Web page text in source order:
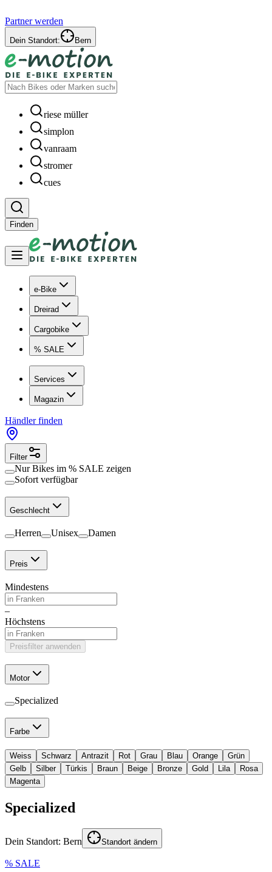
Partner werden
Dein Standort: Bern
riese müller
simplon
vanraam
stromer
cues
Finden
e-Bike
Dreirad
Cargobike
% SALE
Services
Magazin
Händler finden
Filter
Nur Bikes im % SALE zeigen
Sofort verfügbar
Geschlecht
Herren Unisex Damen
Preis
Mindestens
–
Höchstens
Preisfilter anwenden
Motor
Specialized
Farbe
Weiss Schwarz Antrazit Rot Grau Blau Orange
Grün
Gelb
Silber Türkis Braun Beige Bronze Gold Lila
Rosa
Magenta
Specialized
Dein Standort: Bern Standort ändern
% SALE